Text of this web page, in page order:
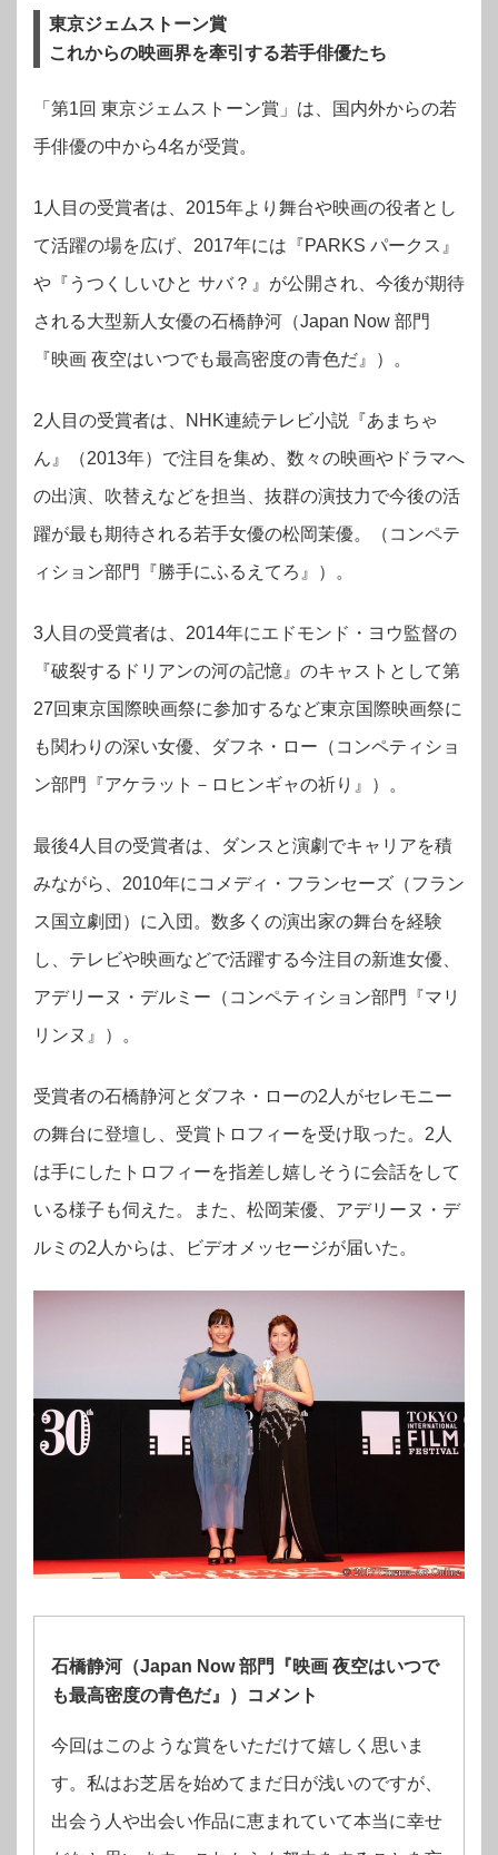
東京ジェムストーン賞
これからの映画界を牽引する若手俳優たち
「第1回 東京ジェムストーン賞」は、国内外からの若
手俳優の中から4名が受賞。
1人目の受賞者は、2015年より舞台や映画の役者とし
て活躍の場を広げ、2017年には『PARKS パークス』
や『うつくしいひと サバ？』が公開され、今後が期待
される大型新人女優の石橋静河（Japan Now 部⾨
『映画 夜空はいつでも最高密度の青色だ』）。
2人目の受賞者は、NHK連続テレビ小説『あまちゃ
ん』（2013年）で注目を集め、数々の映画やドラマへ
の出演、吹替えなどを担当、抜群の演技力で今後の活
躍が最も期待される若手女優の松岡茉優。（コンペテ
ィション部⾨『勝⼿にふるえてろ』）。
3人目の受賞者は、2014年にエドモンド・ヨウ監督の
『破裂するドリアンの河の記憶』のキャストとして第
27回東京国際映画祭に参加するなど東京国際映画祭に
も関わりの深い女優、ダフネ・ロー（コンペティショ
ン部⾨『アケラット－ロヒンギャの祈り』）。
最後4人目の受賞者は、ダンスと演劇でキャリアを積
みながら、2010年にコメディ・フランセーズ（フラン
ス国立劇団）に入団。数多くの演出家の舞台を経験
し、テレビや映画などで活躍する今注目の新進女優、
アデリーヌ・デルミー（コンペティション部⾨『マリ
リンヌ』）。
受賞者の石橋静河とダフネ・ローの2人がセレモニー
の舞台に登壇し、受賞トロフィーを受け取った。2人
は手にしたトロフィーを指差し嬉しそうに会話をして
いる様子も伺えた。
また、松岡茉優、アデリーヌ・デ
ルミの2人からは、ビデオメッセージが届いた。
石橋静河（Japan Now 部⾨『映画 夜空はいつで
も最⾼密度の⻘⾊だ』）コメント
今回はこのような賞をいただけて嬉しく思いま
す。私はお芝居を始めてまだ⽇が浅いのですが、
出会う⼈や出会い作品に恵まれていて本当に幸せ